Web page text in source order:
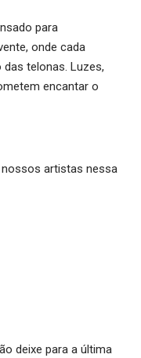
para
onde cada
telonas. Luzes,
encantar o
nossos artistas nessa
deixe para a última